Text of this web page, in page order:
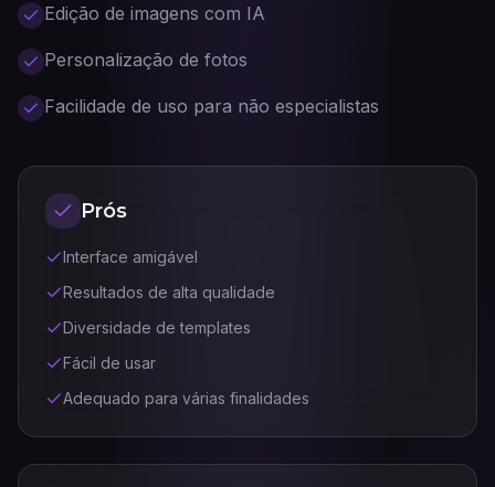
Edição de imagens com IA
Personalização de fotos
Facilidade de uso para não especialistas
Prós
Interface amigável
Resultados de alta qualidade
Diversidade de templates
Fácil de usar
Adequado para várias finalidades